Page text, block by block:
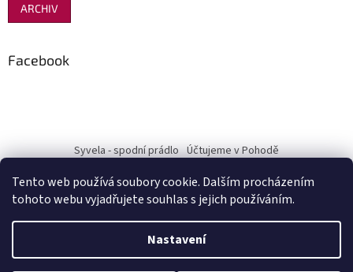
Tento web používá soubory cookie. Dalším procházením
tohoto webu vyjadřujete souhlas s jejich používáním.
Nastavení
ARCHIV
Facebook
Syvela - spodní prádlo Účtujeme v Pohodě